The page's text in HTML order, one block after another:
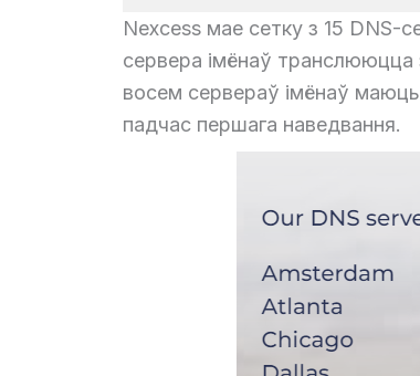
Nexcess мае сетку з 15 DNS-
сервера імёнаў
восем сервераў імёнаў
падчас першага наведвання.